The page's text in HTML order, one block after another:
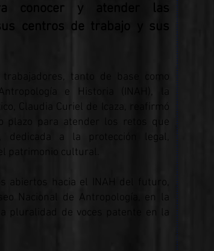
conocer y atender las
centros de trabajo y sus
trabajadores, tanto de base como
e Historia (INAH), la
Claudia Curiel de Icaza, reafirmó
plazo para atender los retos que
dedicada a la protección legal,
patrimonio cultural.
abiertos hacia el INAH del futuro,
Nacional de Antropología, en la
pluralidad de voces patente en la